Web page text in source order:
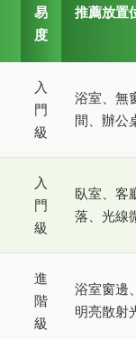
易
度
推薦放置
入
門
級
浴室、無
間、辦公
入
門
級
臥室、客
落、光線
進
階
級
浴室窗邊
明亮散射